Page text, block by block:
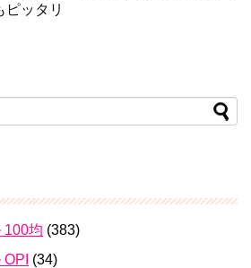
ピッタリ
100均 (383)
(34)